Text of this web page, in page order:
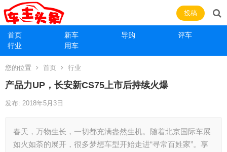
首页 新车 导购
评车
行业
用车
投稿
您的位置 首页 行业
产品力UP，长安新CS75上市后持续火爆
发布: 2018年5月3日
春天，万物生长，一切都充满盎然生机。随着北京国际车展
如火如荼的展开，很多梦想车型开始走进“寻常百姓家”。享